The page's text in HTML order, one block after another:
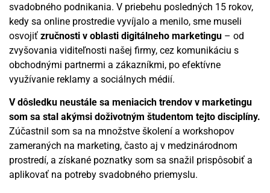
svadobného podnikania. V priebehu posledných 15 rokov,
kedy sa online prostredie vyvíjalo a menilo, sme museli
osvojiť zručnosti v oblasti digitálneho marketingu – od
zvyšovania viditeľnosti našej firmy, cez komunikáciu s
obchodnými partnermi a zákazníkmi, po efektívne
využívanie reklamy a sociálnych médií.
V dôsledku neustále sa meniacich trendov v marketingu
som sa stal akýmsi doživotným študentom tejto disciplíny.
Zúčastnil som sa na množstve školení a workshopov
zameraných na marketing, často aj v medzinárodnom
prostredí, a získané poznatky som sa snažil prispôsobiť a
aplikovať na potreby svadobného priemyslu.